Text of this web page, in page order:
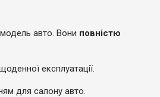
модель авто. Вони повністю
експлуатації.
для салону авто.